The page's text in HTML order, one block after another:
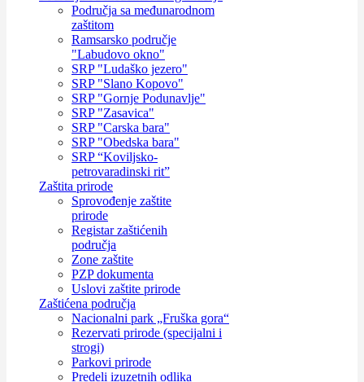
Područja sa međunarodnom
zaštitom
Ramsarsko područje
"Labudovo okno"
SRP "Ludaško jezero"
SRP "Slano Kopovo"
SRP "Gornje Podunavlje"
SRP "Zasavica"
SRP "Carska bara"
SRP "Obedska bara"
SRP “Koviljsko-
petrovaradinski rit”
Zaštita prirode
Sprovođenje zaštite
prirode
Registar zaštićenih
područja
Zone zaštite
PZP dokumenta
Uslovi zaštite prirode
Zaštićena područja
Nacionalni park „Fruška gora“
Rezervati prirode (specijalni i
strogi)
Parkovi prirode
Predeli izuzetnih odlika